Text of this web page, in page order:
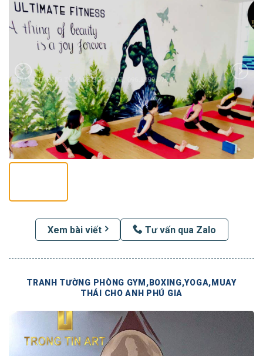
Xem bài viết Tư vấn qua Zalo
TRANH TƯỜNG PHÒNG GYM,BOXING,YOGA,MUAY
THÁI CHO ANH PHÚ GIA